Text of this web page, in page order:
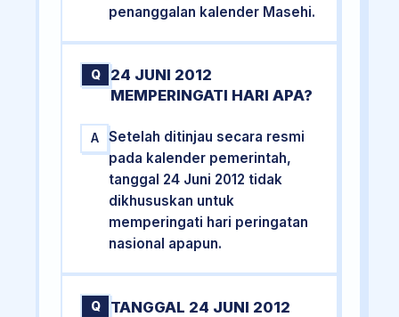
penanggalan kalender Masehi.
Q
24 JUNI 2012
MEMPERINGATI HARI APA?
A
Setelah ditinjau secara resmi
pada kalender pemerintah,
tanggal 24 Juni 2012 tidak
dikhususkan untuk
memperingati hari peringatan
nasional apapun.
Q
TANGGAL 24 JUNI 2012